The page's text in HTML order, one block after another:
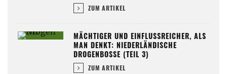
ZUM ARTIKEL
MÄCHTIGER UND EINFLUSSREICHER, ALS
MAN DENKT: NIEDERLÄNDISCHE
DROGENBOSSE (TEIL 3)
ZUM ARTIKEL